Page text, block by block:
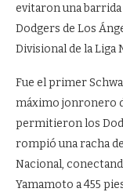
evitaron una
Dodgers de Los
Divisional de la
Fue el primer
máximo jonronero
permitieron los
rompió una racha
Nacional,
Yamamoto a 455